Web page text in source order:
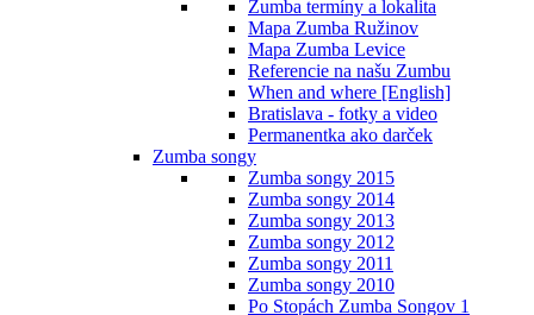
Zumba termíny a lokalita
Mapa Zumba Ružinov
Mapa Zumba Levice
Referencie na našu Zumbu
When and where [English]
Bratislava - fotky a video
Permanentka ako darček
Zumba songy
Zumba songy 2015
Zumba songy 2014
Zumba songy 2013
Zumba songy 2012
Zumba songy 2011
Zumba songy 2010
Po Stopách Zumba Songov 1